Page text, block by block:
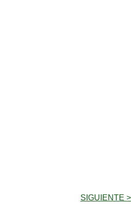
SIGUIENTE >